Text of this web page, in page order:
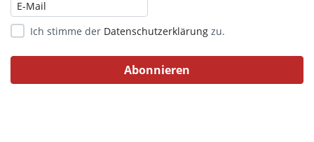
Ich stimme der Datenschutzerklärung zu.